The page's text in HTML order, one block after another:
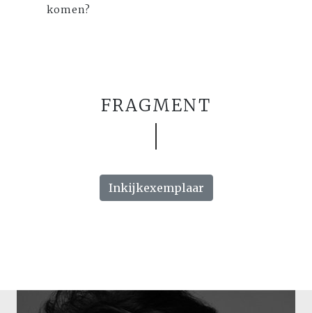
komen?
FRAGMENT
Inkijkexemplaar